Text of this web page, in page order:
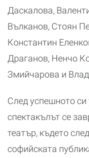
Даскалова,
Вълканов, Стоян
Константин
Драганов, Ненчо
Змийчарова и
След успешното
спектакълът се
театър, където
софийската